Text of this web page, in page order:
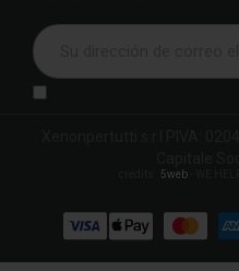
5web